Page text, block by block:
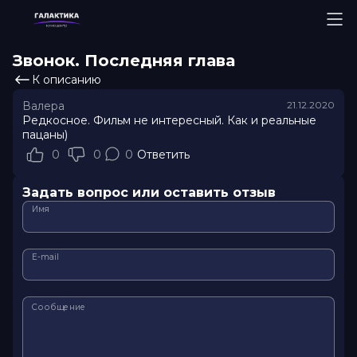
Звонок. Последняя глава
К описанию
Валера
21.12.2020
Редкосное. Фильм не интересный. Как и реальные
пацаны)
0
0 0 Ответить
Задать вопрос или оставить отзыв
Имя
E-mail
Сообщение